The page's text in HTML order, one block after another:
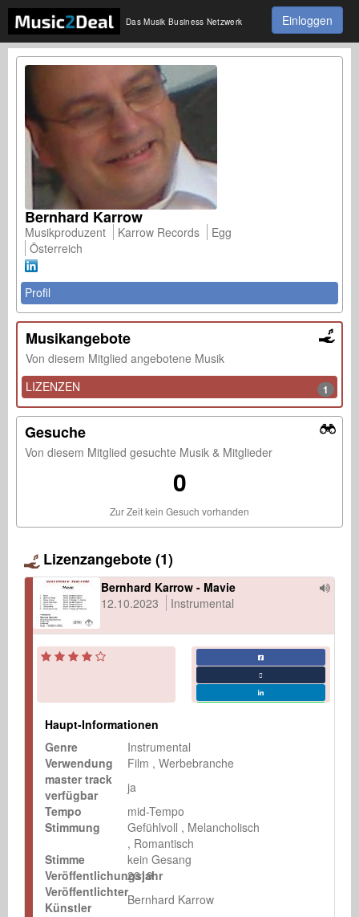
Das Musik Business Netzwerk Einloggen
Bernhard Karrow
Musikproduzent Karrow Records
Egg
Österreich
Profil
Musikangebote
Von diesem Mitglied angebotene Musik
LIZENZEN
1
Gesuche
Von diesem Mitglied gesuchte Musik & Mitglieder
0
Zur Zeit kein Gesuch vorhanden
Lizenzangebote (1)
Bernhard Karrow - Mavie
12.10.2023
Instrumental
Haupt-Informationen
Genre
Instrumental
Verwendung
Film
Werbebranche
master track
verfügbar
ja
Tempo
mid-Tempo
Stimmung
Gefühlvoll
Melancholisch
Romantisch
Stimme
kein Gesang
Veröffentlichungsjahr
2019
Veröffentlichter
Künstler
Bernhard Karrow